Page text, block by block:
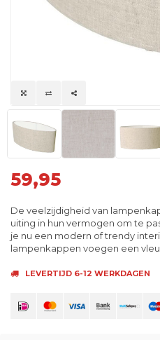
59,95
De veelzijdigheid van
uiting in hun vermogen om te
je nu een modern of trendy
lampenkappen voegen een
LEVERTIJD 6-12 WERKDAGEN